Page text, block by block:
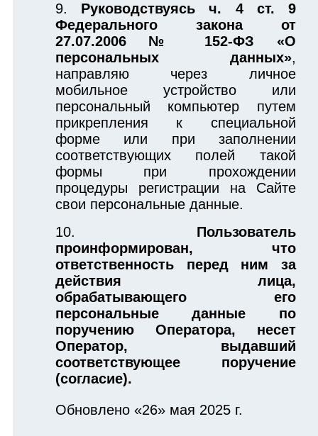
Руководствуясь ч. 4 ст. 9
Федерального закона от
27.07.2006 № 152-ФЗ «О
персональных данных»,
направляю через личное
мобильное устройство или
персональный компьютер путем
прикрепления к специальной
форме или при заполнении
соответствующих полей такой
формы при прохождении
процедуры регистрации на Сайте
свои персональные данные.
Пользователь
проинформирован, что
ответственность перед ним за
действия лица,
обрабатывающего его
персональные данные по
поручению Оператора, несет
Оператор, выдавший
соответствующее поручение
(согласие).
Обновлено «26» мая 2025 г.